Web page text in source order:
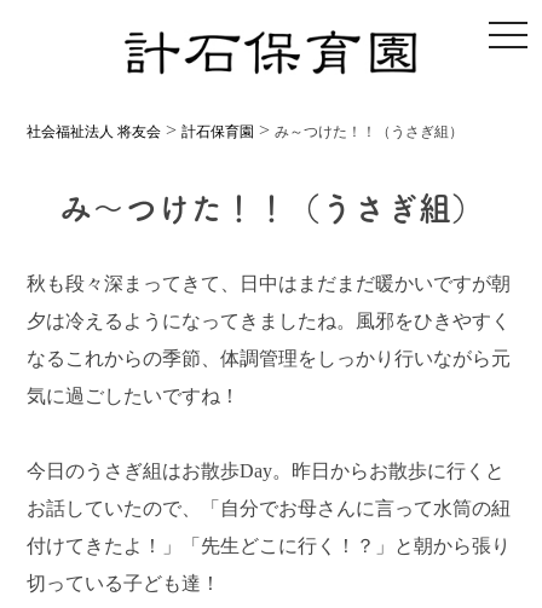
社会福祉法人 将友会 >計石保育園 >み～つけた！！（うさぎ組）
み～つけた！！（うさぎ組）
秋も段々深まってきて、日中はまだまだ暖かいですが朝
夕は冷えるようになってきましたね。風邪をひきやすく
なるこれからの季節、体調管理をしっかり行いながら元
気に過ごしたいですね！
今日のうさぎ組はお散歩Day。昨日からお散歩に行くと
お話していたので、「自分でお母さんに言って水筒の紐
付けてきたよ！」「先生どこに行く！？」と朝から張り
切っている子ども達！